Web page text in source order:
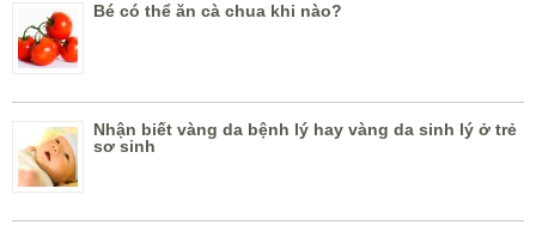
Bé có thể ăn cà chua khi nào?
Nhận biết vàng da bệnh lý hay vàng da sinh lý ở trẻ
sơ sinh